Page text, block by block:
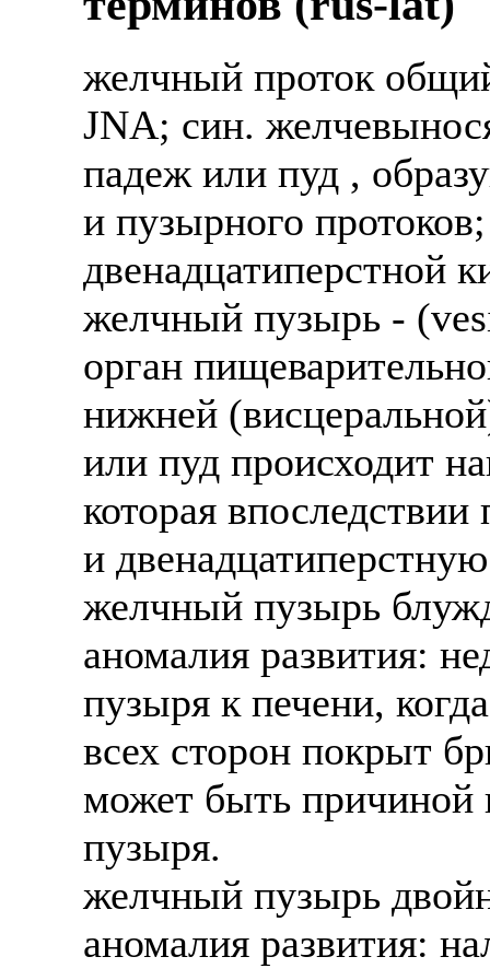
Также смотрите
отправке в другие
А также
рабочий,
стикеровщик.
# работа за границей
# работа за рубежом
# трудоустройство за
# трудоустройство за
В таких банках, как
Промсвязьбанк,
А также в компаниях:
СДЭК, ПЭК и т.д.
В направлениях: без
консультирование,
желчный проток
JNA; син.
падеж или пуд ,
и пузырного
двенадцатиперстной
желчный пузырь -
орган
нижней
или пуд происходит
которая
и
желчный пузырь
аномалия развития:
пузыря к печени,
всех сторон покрыт
может быть причиной
пузыря.
желчный пузырь
аномалия развития: